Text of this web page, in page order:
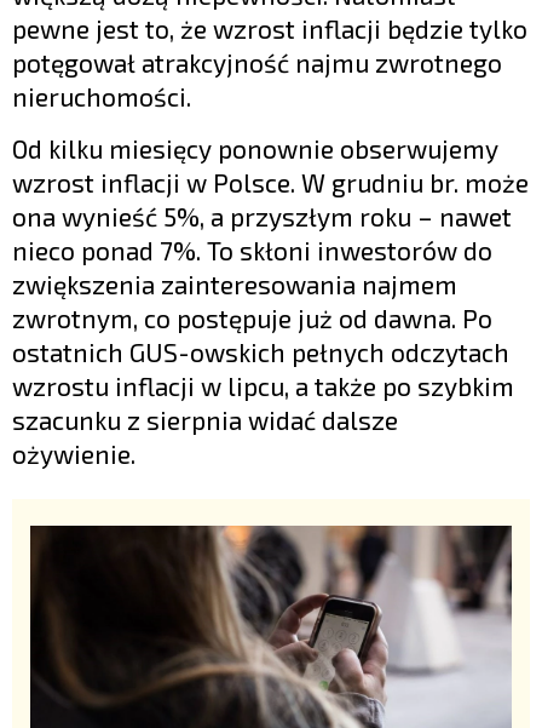
pewne jest to, że wzrost inflacji będzie tylko
potęgował atrakcyjność najmu zwrotnego
nieruchomości.
Od kilku miesięcy ponownie obserwujemy
wzrost inflacji w Polsce. W grudniu br. może
ona wynieść 5%, a przyszłym roku – nawet
nieco ponad 7%. To skłoni inwestorów do
zwiększenia zainteresowania najmem
zwrotnym, co postępuje już od dawna. Po
ostatnich GUS-owskich pełnych odczytach
wzrostu inflacji w lipcu, a także po szybkim
szacunku z sierpnia widać dalsze
ożywienie.